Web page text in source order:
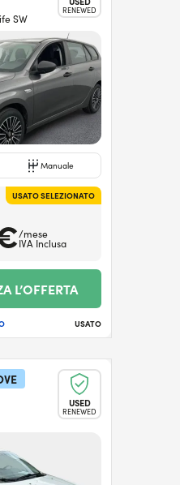
RENEWED
SW
Manuale
USATO SELEZIONATO
/mese
IVA Inclusa
L’OFFERTA
USATO
USED
RENEWED